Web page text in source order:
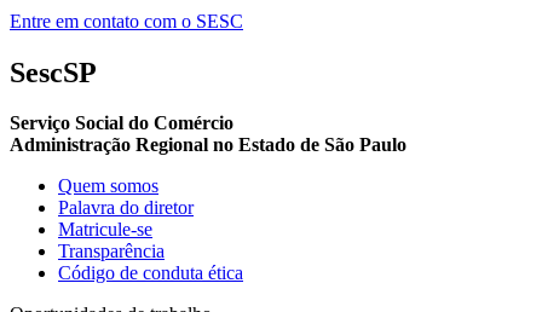
Entre em contato com o SESC
SescSP
Serviço Social do Comércio
Administração Regional no Estado de São Paulo
Quem somos
Palavra do diretor
Matricule-se
Transparência
Código de conduta ética